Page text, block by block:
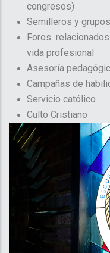
congresos)
Semilleros y
Foros
vida profesional
Asesoría
Campañas de
Servicio católico
Culto Cristiano